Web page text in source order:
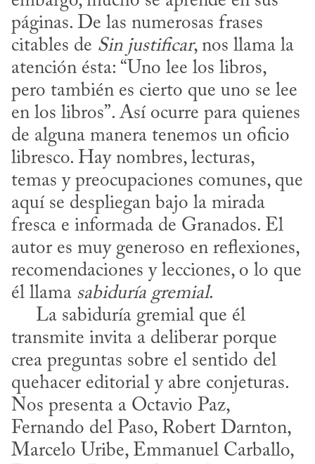
páginas. De las numerosas frases
citables de Sin justificar, nos llama la
atención ésta: “Uno lee los libros,
pero también es cierto que uno se lee
en los libros”. Así ocurre para quienes
de alguna manera tenemos un oficio
libresco. Hay nombres, lecturas,
temas y preocupaciones comunes, que
aquí se despliegan bajo la mirada
fresca e informada de Granados. El
autor es muy generoso en reflexiones,
recomendaciones y lecciones, o lo que
él llama sabiduría gremial.
transmite invita a deliberar porque
crea preguntas sobre el sentido del
quehacer editorial y abre conjeturas.
Nos presenta a Octavio Paz,
Fernando del Paso, Robert Darnton,
Marcelo Uribe, Emmanuel Carballo,